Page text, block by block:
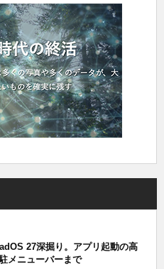
27深掘り。アプリ起動の高
メニューバーまで